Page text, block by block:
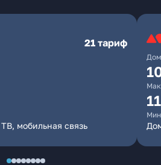
21 тариф
мобильная связь